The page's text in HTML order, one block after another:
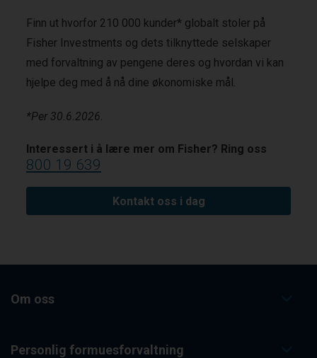
Finn ut hvorfor 210 000 kunder* globalt stoler på
Fisher Investments og dets tilknyttede selskaper
med forvaltning av pengene deres og hvordan vi kan
hjelpe deg med å nå dine økonomiske mål.
*Per 30.6.2026.
Interessert i å lære mer om Fisher? Ring oss
800 19 639
Kontakt oss i dag
Om oss
Personlig formuesforvaltning